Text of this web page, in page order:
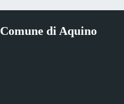
Comune di Aquino